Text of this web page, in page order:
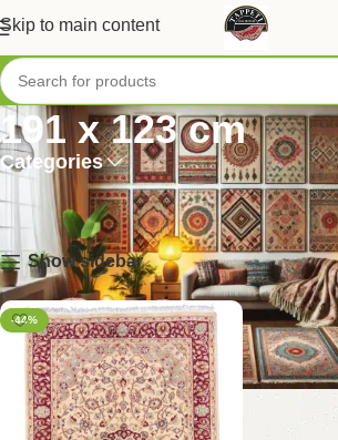
Skip to main content
191 x 123 cm
Categories
Prodotto Dimensione/ 191 x 123 cm
Visualizzazione del risultato
Show sidebar
-44%